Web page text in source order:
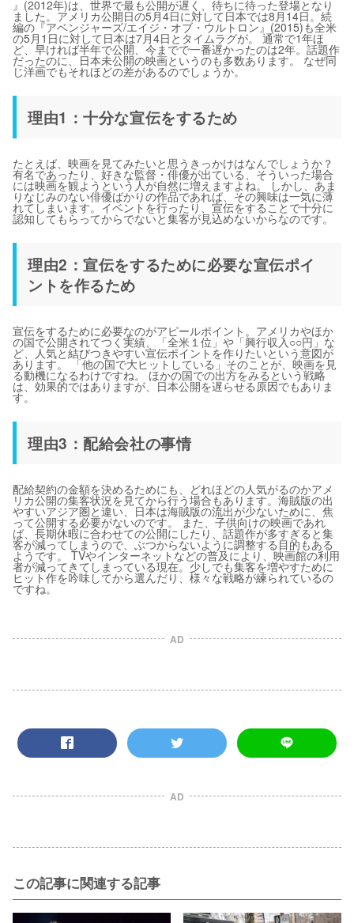
』(2012年)は、世界で最も公開が遅く、待ちに待った登場となり
ました。アメリカ公開日の5月4日に対して日本では8月14日。続
編の『アベンジャーズ/エイジ・オブ・ウルトロン』(2015)も全米
の5月1日に対して日本は7月4日とタイムラグが。 通常で1年ほ
ど、早ければ半年で公開、今までで一番遅かったのは2年。話題作
だったのに、日本未公開の映画というのも多数あります。 なぜ同
じ洋画でもそれほどの差があるのでしょうか。
理由1：十分な宣伝をするため
たとえば、映画を見てみたいと思うきっかけはなんでしょうか？
有名であったり、好きな監督・俳優が出ている、そういった場合
には映画を観ようという人が自然に増えますよね。 しかし、あま
りなじみのない俳優ばかりの作品であれば、その興味は一気に薄
れてしまいます。イベントを行ったり、宣伝をすることで十分に
認知してもらってからでないと集客が見込めないからなのです。
理由2：宣伝をするために必要な宣伝ポイ
ントを作るため
宣伝をするために必要なのがアピールポイント。アメリカやほか
の国で公開されてつく実績、「全米１位」や「興行収入○○円」な
ど、人気と結びつきやすい宣伝ポイントを作りたいという意図が
あります。 「他の国で大ヒットしている」そのことが、映画を見
る動機になるわけですね。 ほかの国での出方をみるという戦略
は、効果的ではありますが、日本公開を遅らせる原因でもありま
す。
理由3：配給会社の事情
配給契約の金額を決めるためにも、どれほどの人気がるのかアメ
リカ公開の集客状況を見てから行う場合もあります。海賊版の出
やすいアジア圏と違い、日本は海賊版の流出が少ないために、焦
って公開する必要がないのです。 また、子供向けの映画であれ
ば、長期休暇に合わせての公開にしたり、話題作が多すぎると集
客が減ってしまうので、ぶつからないように調整する目的もある
ようです。 TVやインターネットなどの普及により、映画館の利用
者が減ってきてしまっている現在。少しでも集客を増やすために
ヒット作を吟味してから選んだり、様々な戦略が練られているの
ですね。
AD
AD
この記事に関連する記事